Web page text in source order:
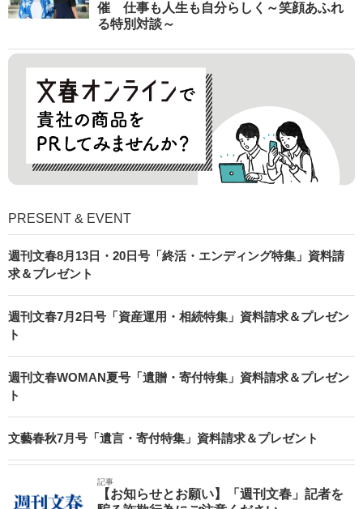
催 仕事も人生も自分らしく～笑顔あふれ
る特別対談～
PRESENT & EVENT
週刊文春8月13日・20日号「終活・エンディング特集」資料請
求＆プレゼント
週刊文春7月2日号「資産運用・相続特集」資料請求＆プレゼン
ト
週刊文春WOMAN夏号「遺贈・寄付特集」資料請求＆プレゼン
ト
文藝春秋7月号「遺言・寄付特集」資料請求＆プレゼント
記事
【お知らせとお願い】「週刊文春」記者を